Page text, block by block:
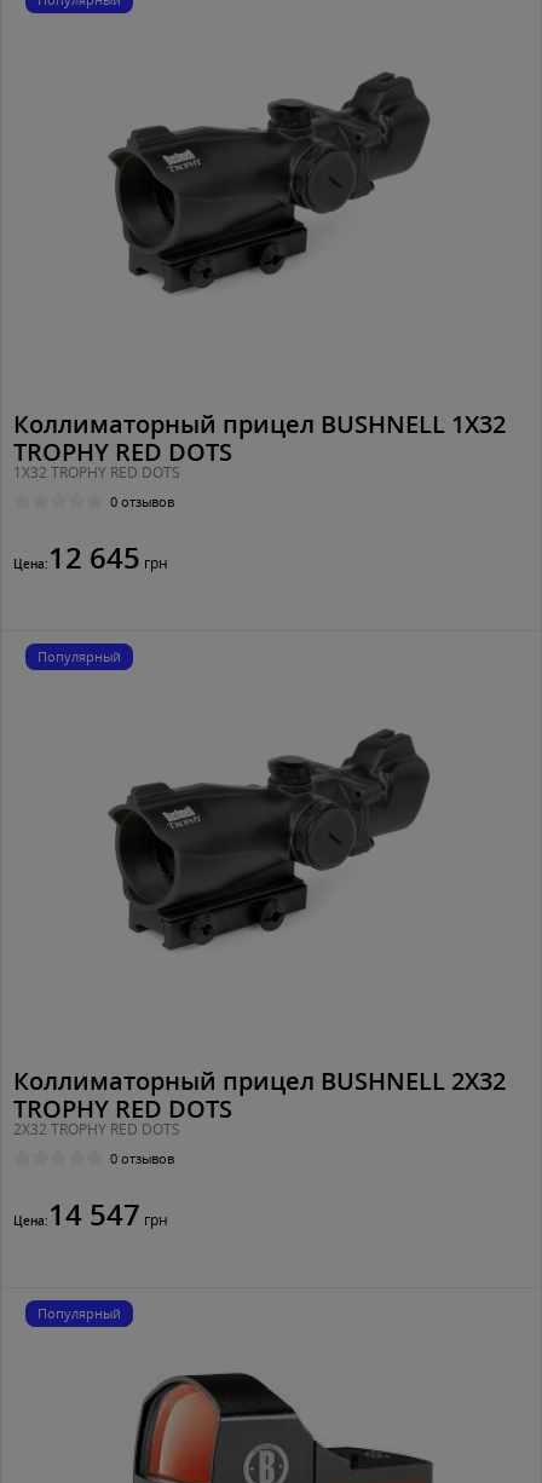
Коллиматорный прицел BUSHNELL 1X32
TROPHY RED DOTS
1X32 TROPHY RED DOTS
0 отзывов
Цена: 12 645 грн
Популярный
Коллиматорный прицел BUSHNELL 2X32
TROPHY RED DOTS
2X32 TROPHY RED DOTS
0 отзывов
Цена: 14 547 грн
Популярный